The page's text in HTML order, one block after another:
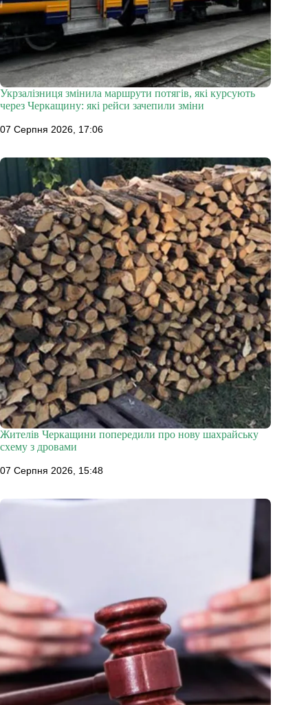
Укрзалізниця змінила маршрути потягів, які курсують
через Черкащину: які рейси зачепили зміни
07 Серпня 2026, 17:06
Жителів Черкащини попередили про нову шахрайську
схему з дровами
07 Серпня 2026, 15:48